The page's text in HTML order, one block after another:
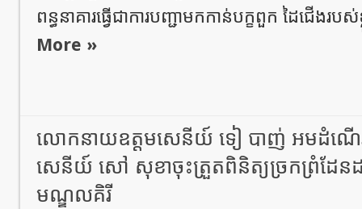
ពន្ធនាគារធ្វើជាការបញ្ជាមកកាន់បក្ខពួក ដៃជើងរ
More »
លោកនាយឧត្តមសេនីយ៍ ទៀ បាញ់ អមដំណ
សេនីយ៍ សៅ សុខាចុះត្រួតពិនិត្យច្រកព្រំដែនដ
មណ្ឌលគិរី